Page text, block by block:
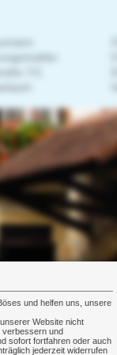
und helfen uns, unsere
Website nicht
verbessern und
sofort fortfahren oder auch
jederzeit widerrufen